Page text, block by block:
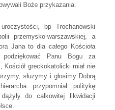
Boże przykazania.
bp Trochanowski
przemysko-warszawskiej, a
Jana to dla całego Kościoła
podziękować Panu Bogu za
Kościół greckokatolicki miał nie
służymy i głosimy Dobrą
przypomniał politykę
do całkowitej likwidacji